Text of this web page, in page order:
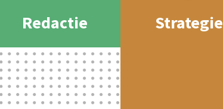
Redactie Strategie